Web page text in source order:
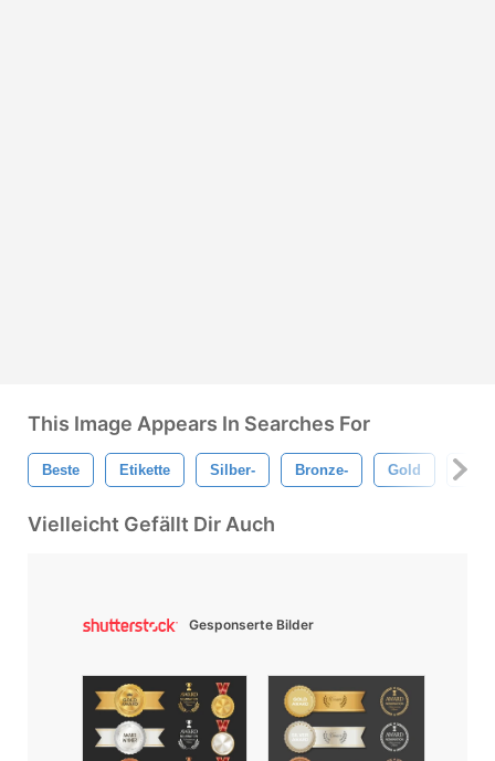
This Image Appears In Searches For
Beste Etikette Silber- Bronze- Gold
Vielleicht Gefällt Dir Auch
Gesponserte Bilder